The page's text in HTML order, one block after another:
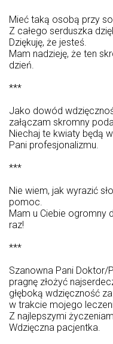
Mieć taką osobą przy
Z całego serduszka
Dziękuję, że jesteś.
Mam nadzieję, że ten
dzień.
***
Jako dowód
załączam skromny
Niechaj te kwiaty będą
Pani profesjonalizmu.
***
Nie wiem, jak wyrazić
pomoc.
Mam u Ciebie ogromny
raz!
***
Szanowna Pani Doktor/
pragnę złożyć
głęboką wdzięczność
w trakcie mojego
Z najlepszymi
Wdzięczna pacjentka.